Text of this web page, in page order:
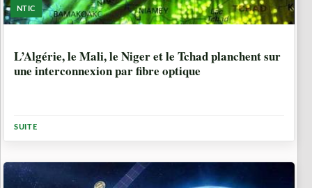
NTIC
L’Algérie, le Mali, le Niger et le Tchad planchent sur
une interconnexion par fibre optique
SUITE